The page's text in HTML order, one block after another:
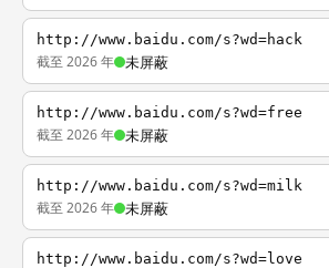
http://www.baidu.com/s?wd=hack
截至 2026 年 未屏蔽
http://www.baidu.com/s?wd=free
截至 2026 年 未屏蔽
http://www.baidu.com/s?wd=milk
截至 2026 年 未屏蔽
http://www.baidu.com/s?wd=love